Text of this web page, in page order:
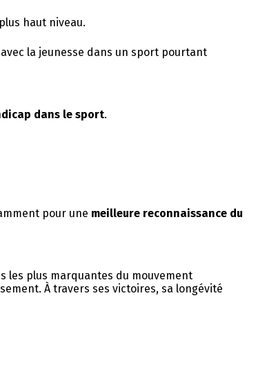
haut niveau.
la jeunesse dans un sport pourtant
dans le sport.
pour une meilleure reconnaissance du
les plus marquantes du mouvement
À travers ses victoires, sa longévité